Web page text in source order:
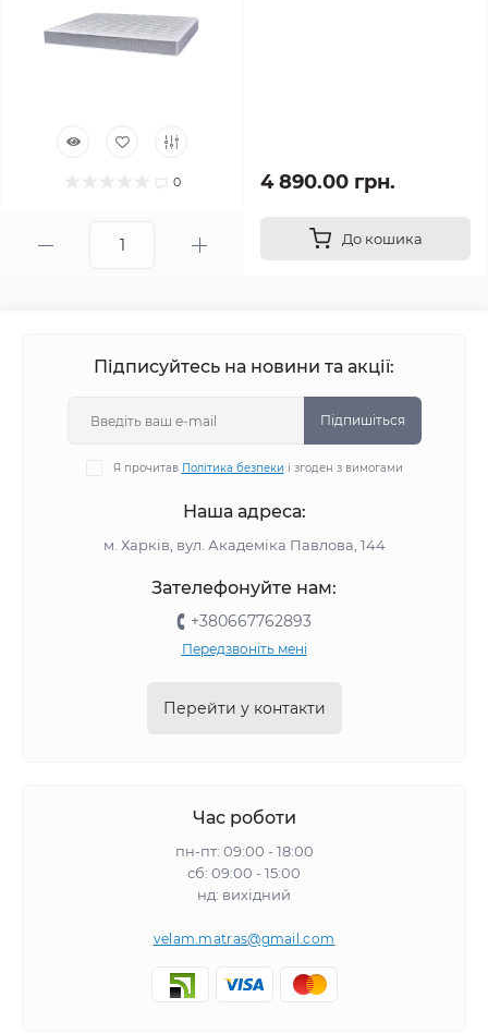
0 4 890.00 грн.
До кошика
Підписуйтесь на новини та акції:
Підпишіться
Я прочитав Політика безпеки і згоден з вимогами
Наша адреса:
м. Харків, вул. Академіка Павлова, 144
Зателефонуйте нам:
+380667762893
Передзвоніть мені
Перейти у контакти
Час роботи
пн-пт: 09:00 - 18:00
сб: 09:00 - 15:00
нд: вихідний
velam.matras@gmail.com